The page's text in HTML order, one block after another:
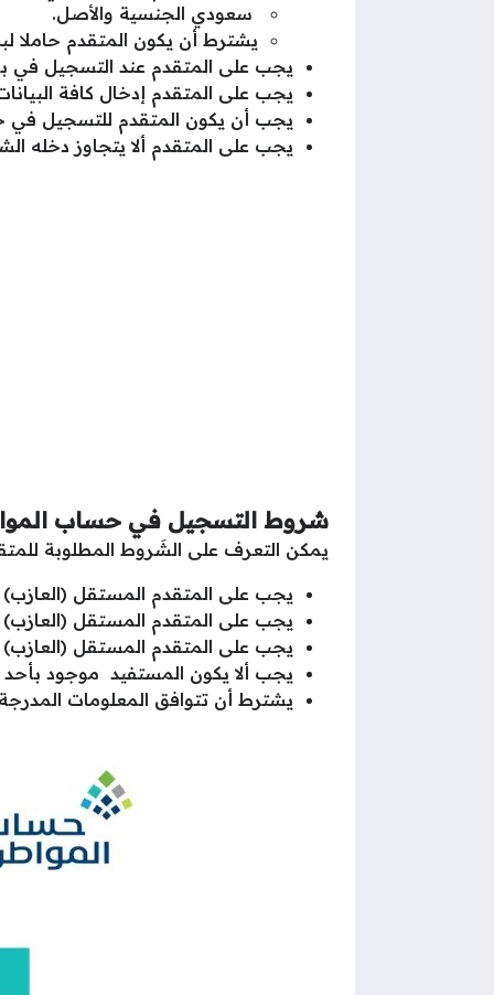
سعودي الجنسية والأصل.
يشترط أن يكون المتقدم حاملا
يجب على المتقدم عند التسجيل في
يجب على المتقدم إدخال كافة
يجب أن يكون المتقدم للتسجيل في
يجب على المتقدم ألا يتجاوز دخله
شروط التسجيل في حساب
يمكن التعرف على الشَروط المطلوبة
يجب على المتقدم المستقل
يجب على المتقدم المستقل
يجب على المتقدم المستقل
يجب ألا يكون المستفيد موجود بأحد
يشترط أن تتوافق المعلومات